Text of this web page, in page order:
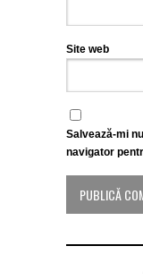
Site web
Salvează-mi
navigator